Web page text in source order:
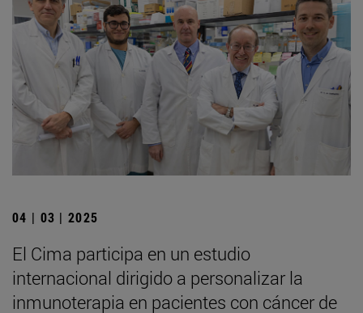
04 | 03 | 2025
El Cima participa en un estudio
internacional dirigido a personalizar la
inmunoterapia en pacientes con cáncer de